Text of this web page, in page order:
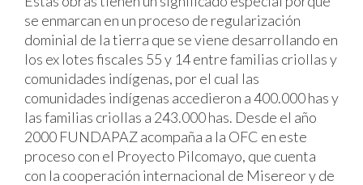
se enmarcan en un proceso de regularización
dominial de la tierra que se viene desarrollando en
los ex lotes fiscales 55 y 14 entre familias criollas y
comunidades indígenas, por el cual las
comunidades indígenas accedieron a 400.000 has y
las familias criollas a 243.000 has. Desde el año
2000 FUNDAPAZ acompaña a la OFC en este
proceso con el Proyecto Pilcomayo, que cuenta
con la cooperación internacional de Misereor y de